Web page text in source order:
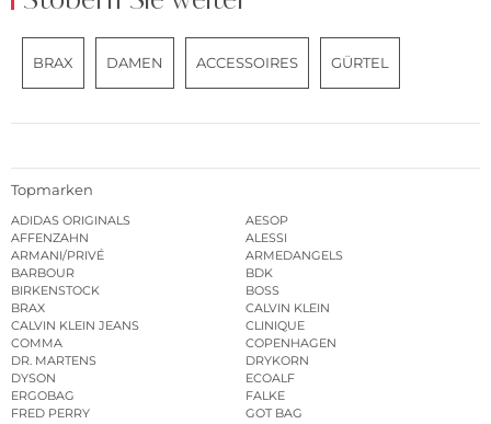
BRAX DAMEN ACCESSOIRES GÜRTEL
Topmarken
ADIDAS ORIGINALS
AESOP
AFFENZAHN
ALESSI
ARMANI/PRIVÉ
ARMEDANGELS
BARBOUR
BDK
BIRKENSTOCK
BOSS
BRAX
CALVIN KLEIN
CALVIN KLEIN JEANS
CLINIQUE
COMMA
COPENHAGEN
DR. MARTENS
DRYKORN
DYSON
ECOALF
ERGOBAG
FALKE
FRED PERRY
GOT BAG